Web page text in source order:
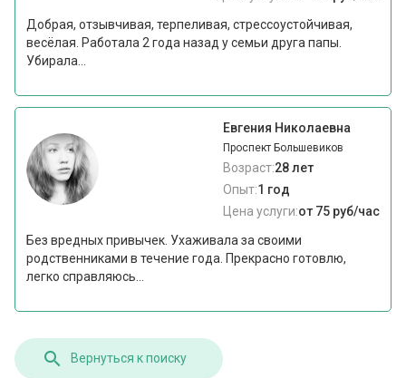
Добрая, отзывчивая, терпеливая, стрессоустойчивая,
весёлая. Работала 2 года назад у семьи друга папы.
Убирала...
Евгения Николаевна
Проспект Большевиков
Возраст:28 лет
Опыт:1 год
Цена услуги:от 75 руб/час
Без вредных привычек. Ухаживала за своими
родственниками в течение года. Прекрасно готовлю,
легко справляюсь...
Вернуться к поиску